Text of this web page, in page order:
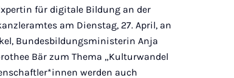
für digitale Bildung an der
am Dienstag, 27. April, an
Bundesbildungsministerin Anja
Bär zum Thema „Kulturwandel
werden auch